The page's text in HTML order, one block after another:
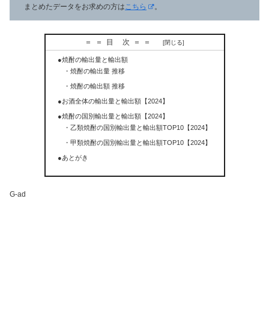
まとめたデータをお求めの方はこちら 。
＝＝目 次＝＝
●焼酎の輸出量と輸出額
・焼酎の輸出量 推移
・焼酎の輸出額 推移
●お酒全体の輸出量と輸出額【2024】
●焼酎の国別輸出量と輸出額【2024】
・乙類焼酎の国別輸出量と輸出額TOP10【2024】
・甲類焼酎の国別輸出量と輸出額TOP10【2024】
●あとがき
G-ad